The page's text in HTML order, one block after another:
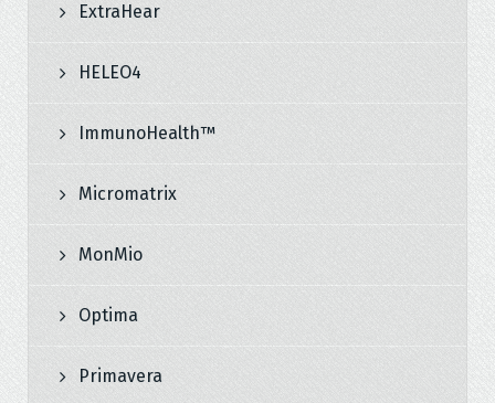
ExtraHear
HELEO4
ImmunoHealth™
Micromatrix
MonMio
Optima
Primavera